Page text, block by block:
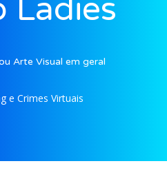
Ladies
Arte Visual em geral
e Crimes Virtuais